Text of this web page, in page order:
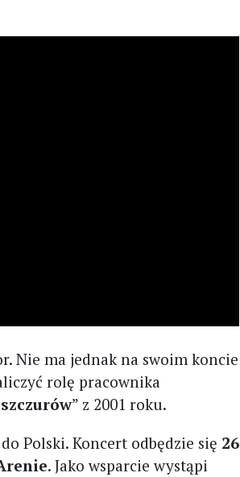
Nie ma jednak na swoim koncie
rolę pracownika
” z 2001 roku.
Polski. Koncert odbędzie się 26
. Jako wsparcie wystąpi